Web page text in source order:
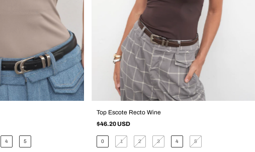
4 5
Top Escote Recto Wine
$46.20 USD
0 1 2 3 4 5